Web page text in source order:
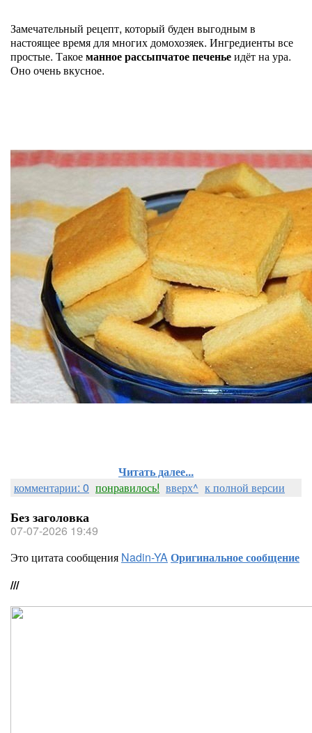
Замечательный рецепт, который буден выгодным в
настоящее время для многих домохозяек. Ингредиенты все
простые. Такоеманное рассыпчатое печеньеидёт на ура.
Оно очень вкусное.
Читать далее...
комментарии: 0 понравилось! вверх^ к полной версии
Без заголовка
07-07-2026 19:49
Это цитата сообщения Nadin-YAОригинальное сообщение
///